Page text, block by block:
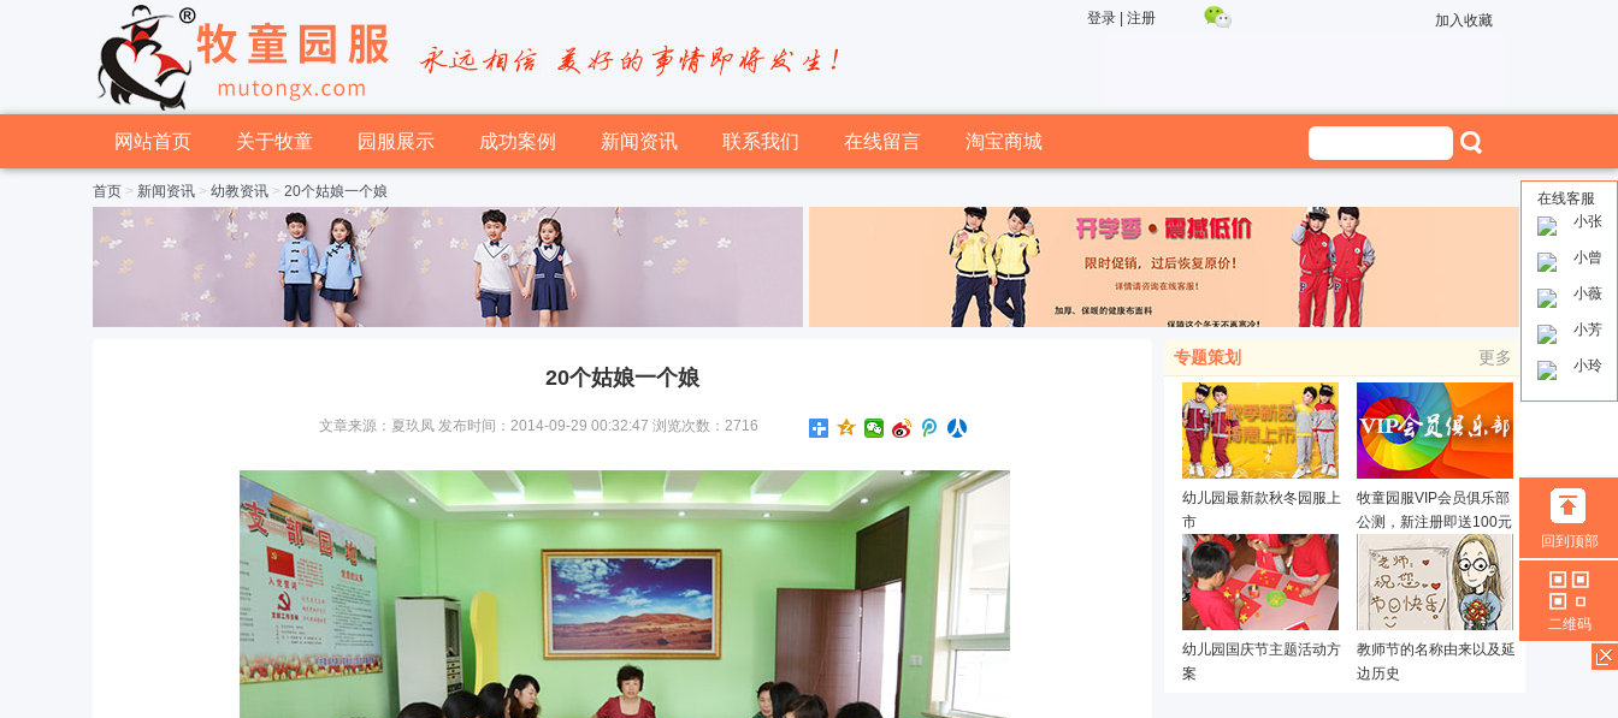
登录| 注册 加入收藏
网站首页 关于牧童 园服展示 成功案例 新闻资讯 联系我们 在线留言 淘宝商城
首页 > 新闻资讯 > 幼教资讯 > 20个姑娘一个娘
20个姑娘一个娘
文章来源：夏玖凤 发布时间：2014-09-29 00:32:47 浏览次数：2716
专题策划 更多
幼儿园最新款秋冬园服上
市
牧童园服VIP会员俱乐部
公测，新注册即送100元
幼儿园国庆节主题活动方
案
教师节的名称由来以及延
边历史
在线客服
小张
小曾
小薇
小芳
小玲
回到顶部
二维码